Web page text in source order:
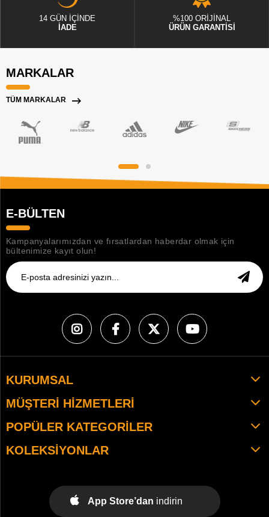
14 GÜN İÇİNDE
İADE
%100 ORİJİNAL
ÜRÜN GARANTİSİ
MARKALAR
TÜM MARKALAR
E-BÜLTEN
Kampanyalarımızdan ve fırsatlardan haberdar olmak için
bültenimize kayıt olun!
KURUMSAL
MÜŞTERI HIZMETLERI
POPÜLER KATEGORILER
KOLEKSIYONLAR
App Store’dan indirin